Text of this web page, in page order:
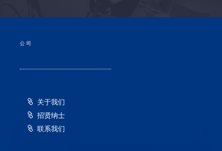
公司
关于我们
招贤纳士
联系我们